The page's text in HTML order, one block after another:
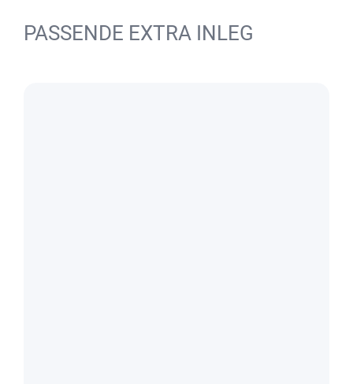
PASSENDE EXTRA INLEG